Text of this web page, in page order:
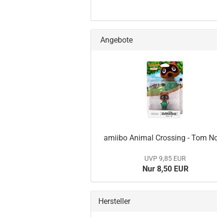
Angebote
amiibo Ani­mal Crossing - Tom
UVP 9,85 EUR
Nur 8,50 EUR
Hersteller